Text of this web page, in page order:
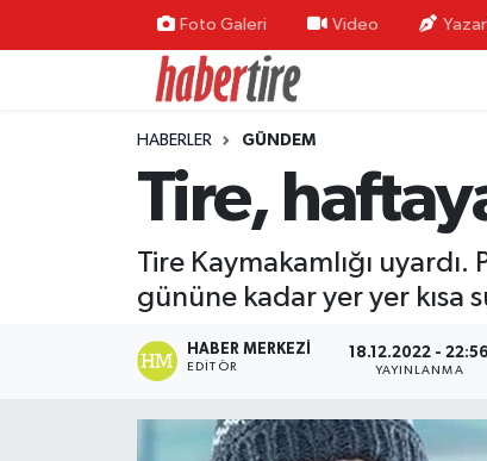
Foto Galeri Video
HABERLER GÜNDEM
Tire,
Tire Kaymakamlığı
gününe kadar yer yer kısa
HABER MERKEZI
EDITÖR
18.12.2022 - 22:56
YAYINLANMA
Tire Nöbetçi Eczaneler
Tire Hava Durumu
Tire Trafik Yoğunluk Haritası
Süper Lig Puan Durumu ve Fikstür